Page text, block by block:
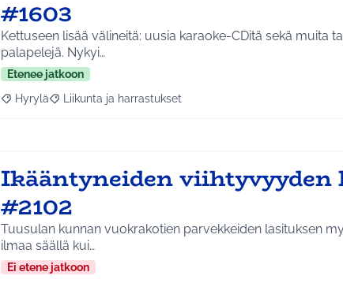
#1603
Kettuseen lisää välineitä: uusia karaoke-CDitä sekä muita
palapelejä. Nykyi…
Etenee jatkoon
Rajaa tulokset aihepiirin mukaan: Hyrylä
Hyrylä Rajaa tulokset teeman mukaan: Liikunta ja harrastukset
Liikunta ja harrastukset
Ikääntyneiden viihtyvyyden
#2102
Tuusulan kunnan vuokrakotien parvekkeiden lasituksen
ilmaa säällä kui…
Ei etene jatkoon